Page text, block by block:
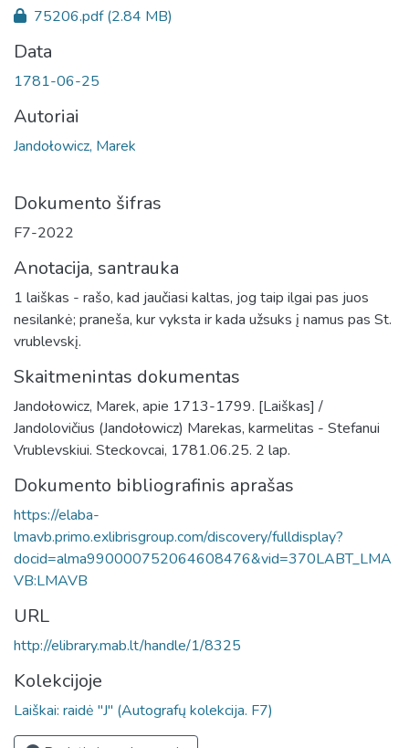
75206.pdf(2.84 MB)
Data
1781-06-25
Autoriai
Jandołowicz, Marek
Dokumento šifras
F7-2022
Anotacija, santrauka
1 laiškas - rašo, kad jaučiasi kaltas, jog taip ilgai pas juos
nesilankė; praneša, kur vyksta ir kada užsuks į namus pas St.
vrublevskį.
Skaitmenintas dokumentas
Jandołowicz, Marek, apie 1713-1799. [Laiškas] /
Jandolovičius (Jandołowicz) Marekas, karmelitas - Stefanui
Vrublevskiui. Steckovcai, 1781.06.25. 2 lap.
Dokumento bibliografinis aprašas
https://elaba-
lmavb.primo.exlibrisgroup.com/discovery/fulldisplay?
docid=alma990000752064608476&vid=370LABT_LMA
VB:LMAVB
URL
http://elibrary.mab.lt/handle/1/8325
Kolekcijoje
Laiškai: raidė "J" (Autografų kolekcija. F7)